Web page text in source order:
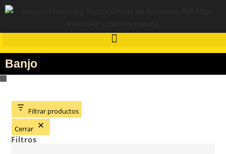
Banjo
Filtrar productos
Cerrar
Filtros